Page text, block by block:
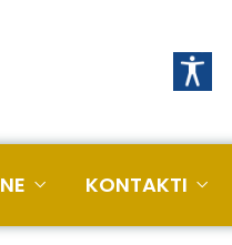
KONTAKTI